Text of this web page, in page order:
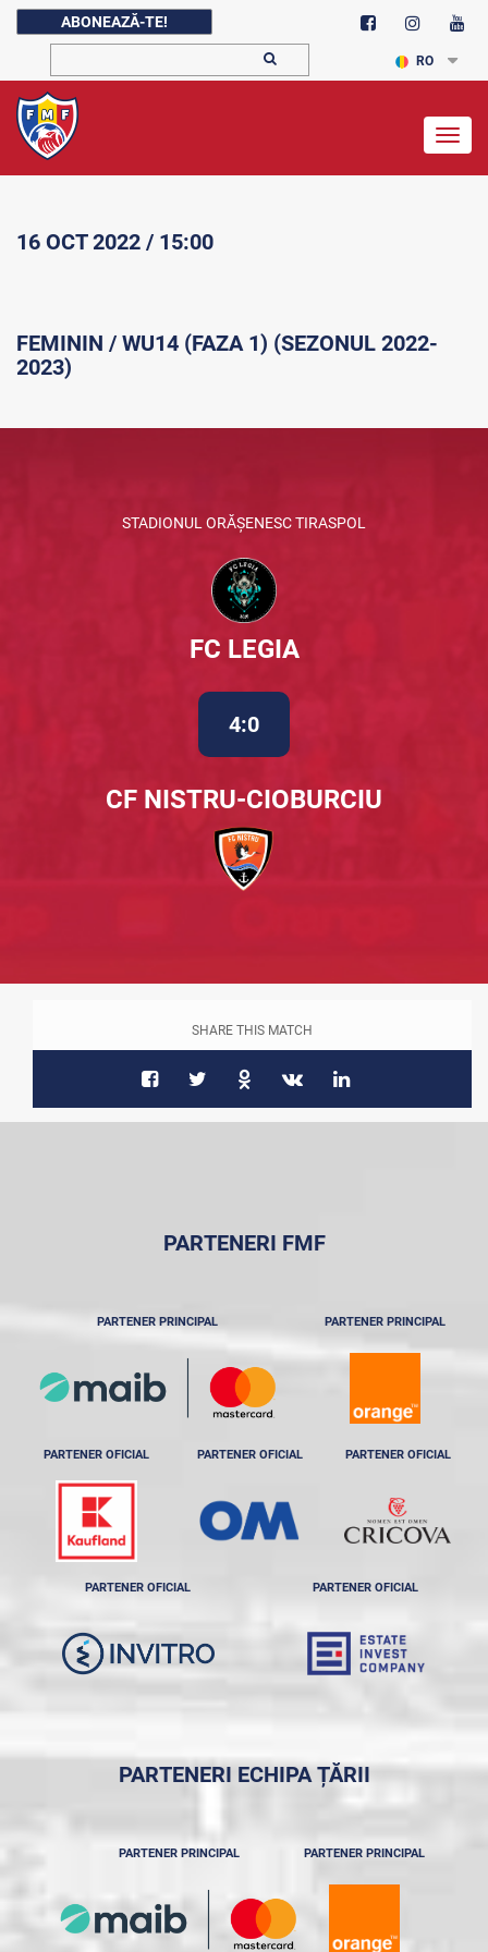
ABONEAZĂ-TE!
RO
16 OCT 2022 / 15:00
FEMININ / WU14 (FAZA 1) (SEZONUL 2022-
2023)
STADIONUL ORĂȘENESC TIRASPOL
FC LEGIA
4:0
CF NISTRU-CIOBURCIU
SHARE THIS MATCH
PARTENERI FMF
PARTENER PRINCIPAL PARTENER PRINCIPAL
PARTENER OFICIAL PARTENER OFICIAL PARTENER OFICIAL
PARTENER OFICIAL PARTENER OFICIAL
PARTENERI ECHIPA ȚĂRII
PARTENER PRINCIPAL PARTENER PRINCIPAL